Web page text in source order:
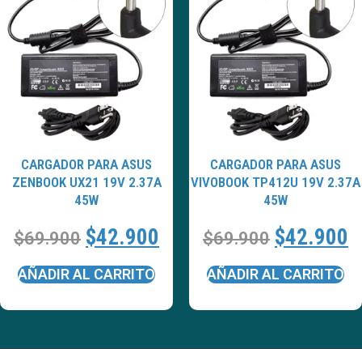
CARGADOR PARA ASUS
ZENBOOK UX21 19V 2.37A
45W
$69.900 $42.900
AÑADIR AL CARRITO
CARGADOR PARA ASUS
VIVOBOOK TP412U 19V 2.37A
45W
$69.900 $42.900
AÑADIR AL CARRITO